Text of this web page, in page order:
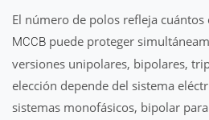
El número de polos refleja
MCCB puede proteger
versiones unipolares, bipolares,
elección depende del sistema
sistemas monofásicos, bipolar